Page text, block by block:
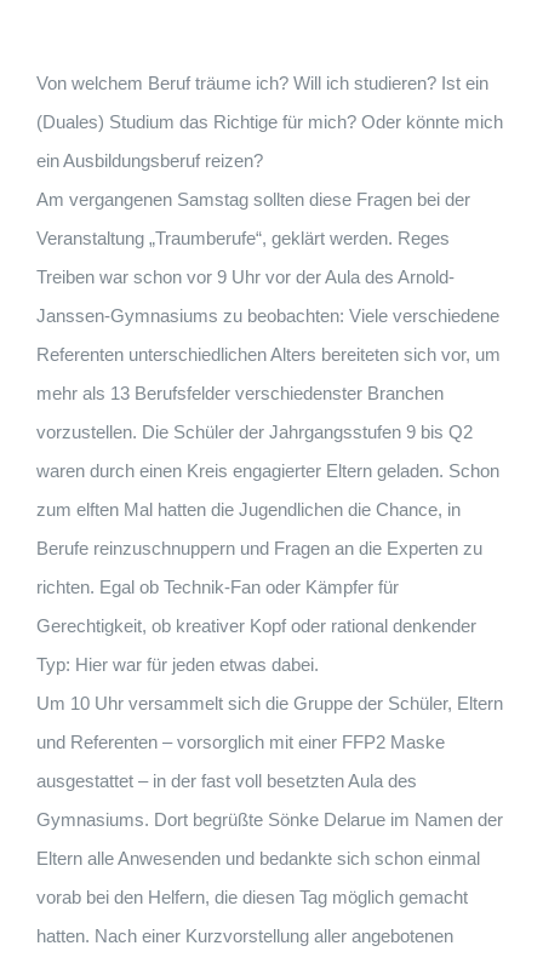
Von welchem Beruf träume ich? Will ich studieren? Ist ein
(Duales) Studium das Richtige für mich? Oder könnte mich
ein Ausbildungsberuf reizen?
Am vergangenen Samstag sollten diese Fragen bei der
Veranstaltung „Traumberufe“, geklärt werden. Reges
Treiben war schon vor 9 Uhr vor der Aula des Arnold-
Janssen-Gymnasiums zu beobachten: Viele verschiedene
Referenten unterschiedlichen Alters bereiteten sich vor, um
mehr als 13 Berufsfelder verschiedenster Branchen
vorzustellen. Die Schüler der Jahrgangsstufen 9 bis Q2
waren durch einen Kreis engagierter Eltern geladen. Schon
zum elften Mal hatten die Jugendlichen die Chance, in
Berufe reinzuschnuppern und Fragen an die Experten zu
richten. Egal ob Technik-Fan oder Kämpfer für
Gerechtigkeit, ob kreativer Kopf oder rational denkender
Typ: Hier war für jeden etwas dabei.
Um 10 Uhr versammelt sich die Gruppe der Schüler, Eltern
und Referenten – vorsorglich mit einer FFP2 Maske
ausgestattet – in der fast voll besetzten Aula des
Gymnasiums. Dort begrüßte Sönke Delarue im Namen der
Eltern alle Anwesenden und bedankte sich schon einmal
vorab bei den Helfern, die diesen Tag möglich gemacht
hatten. Nach einer Kurzvorstellung aller angebotenen